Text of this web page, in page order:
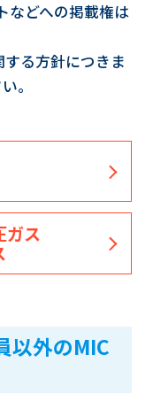
などへの掲載権は
る方針につきま
。
ガス
以外のMIC